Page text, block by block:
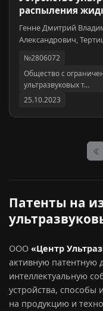
распыления
Генне Дмитрий
Александрович,
№2806072
Общество с
ультразвуковых т…
25.10.2023
Патенты на
ООО «Центр
активную патентную
интеллектуальную
устройства, способы
на продукцию и